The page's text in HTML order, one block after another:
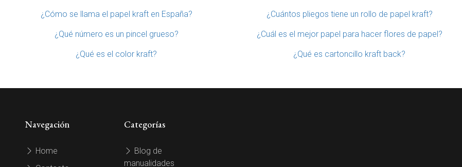
¿Cómo se llama el papel kraft en España? ¿Cuántos pliegos tiene un rollo de papel kraft?
¿Qué número es un pincel grueso? ¿Cuál es el mejor papel para hacer flores de papel?
¿Qué es el color kraft? ¿Qué es cartoncillo kraft back?
Navegación
Home
Categorías
Blog de
manualidades